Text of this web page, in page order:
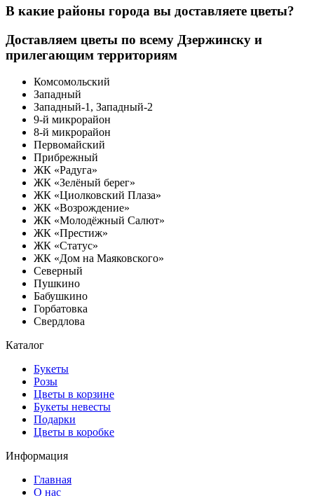
В какие районы города вы доставляете цветы?
Доставляем цветы по всему Дзержинску и
прилегающим территориям
Комсомольский
Западный
Западный-1, Западный-2
9-й микрорайон
8-й микрорайон
Первомайский
Прибрежный
ЖК «Радуга»
ЖК «Зелёный берег»
ЖК «Циолковский Плаза»
ЖК «Возрождение»
ЖК «Молодёжный Салют»
ЖК «Престиж»
ЖК «Статус»
ЖК «Дом на Маяковского»
Северный
Пушкино
Бабушкино
Горбатовка
Свердлова
Каталог
Букеты
Розы
Цветы в корзине
Букеты невесты
Подарки
Цветы в коробке
Информация
Главная
О нас